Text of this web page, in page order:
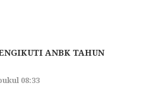
ANBK TAHUN
08:33